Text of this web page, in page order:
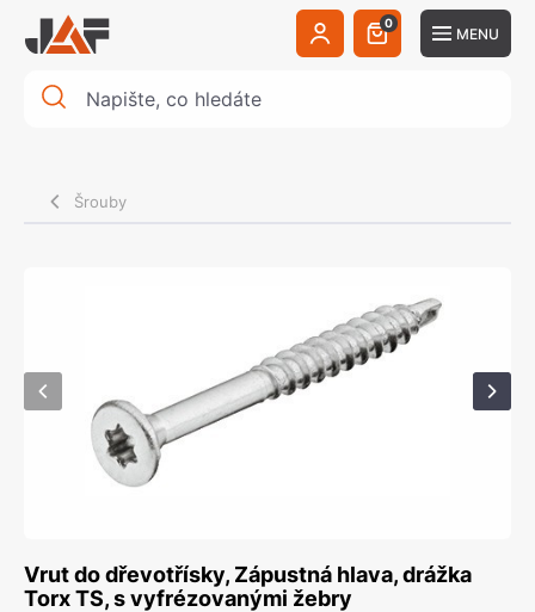
0
MENU
Šrouby
Vrut do dřevotřísky, Zápustná hlava, drážka
Torx TS, s vyfrézovanými žebry